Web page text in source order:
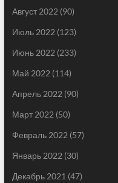
Август 2022 (90)
Июль 2022 (123)
Июнь 2022 (233)
Май 2022 (114)
Апрель 2022 (90)
Март 2022 (50)
Февраль 2022 (57)
Январь 2022 (30)
Декабрь 2021 (47)